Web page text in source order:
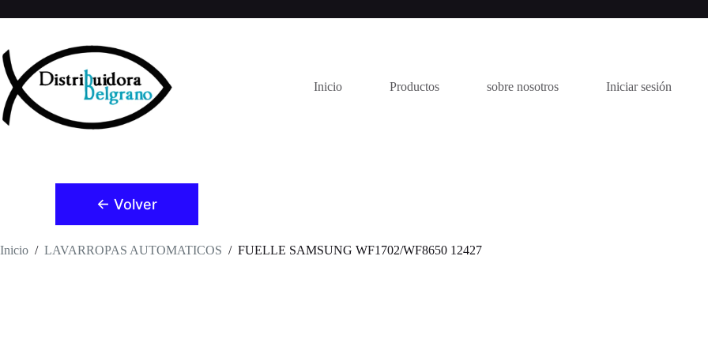
al
Inicio Productos sobre nosotros Iniciar sesión
← Volver
Inicio / LAVARROPAS AUTOMATICOS / FUELLE SAMSUNG WF1702/WF8650 12427